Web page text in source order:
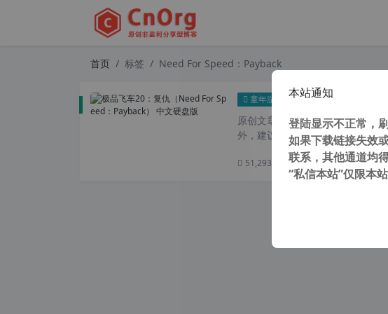
首页 标签 Need For Speed：Payback
童年游戏 极品飞车20：复仇（
原创文章，转载请注明： 转载自
外，建议避开晚上的访问高峰期...
51,293 次浏览次阅读
本站通知
登陆显示不正常，
如果下载链接失效
联系，其他通道均
“私信本站”仅限本